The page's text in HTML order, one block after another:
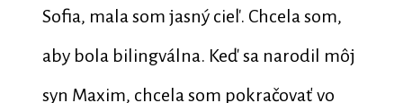
Sofia, mala som jasný cieľ. Chcela som,
aby bola bilingválna. Keď sa narodil môj
syn Maxim, chcela som pokračovať vo